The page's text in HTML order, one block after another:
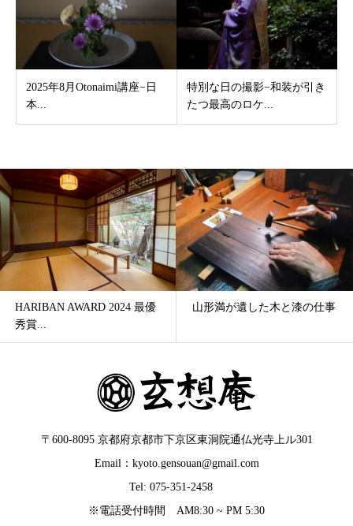
2025年8月Otonaimi講座−日
本...
特別な日の撮影−和装が引き
たつ最高のロケ...
AWARD 2024 最優
賞...
山形満が遺した木と漆の仕事
〒600-8095 京都府京都市下京区東洞院通仏光寺上ル301
Email：kyoto.gensouan@gmail.com
Tel: 075-351-2458
※電話受付時間 AM8:30 ~ PM 5:30